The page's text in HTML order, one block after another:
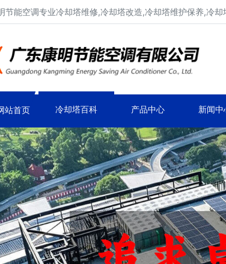
节能空调专业冷却塔维修,冷却塔改造,冷却塔维护保养,冷
站首页 冷却塔百科 产品中心 新闻中